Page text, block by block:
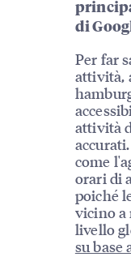
di
Per far
attività,
attività
come
orari di
poiché
vicino a
livello
su base